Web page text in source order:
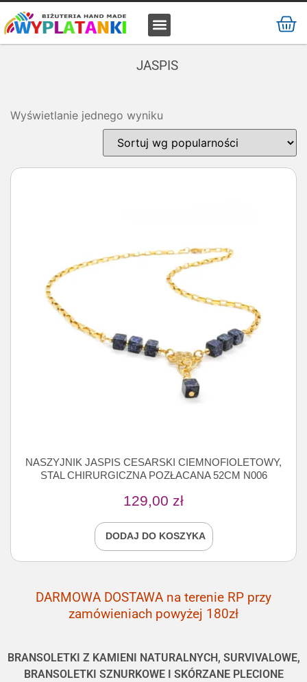
JASPIS
Wyświetlanie jednego wyniku
NASZYJNIK JASPIS CESARSKI CIEMNOFIOLETOWY,
STAL CHIRURGICZNA POZŁACANA 52CM N006
129,00 zł
DODAJ DO KOSZYKA
DARMOWA DOSTAWA na terenie RP przy
zamówieniach powyżej 180zł
BRANSOLETKI Z KAMIENI NATURALNYCH, SURVIVALOWE,
BRANSOLETKI SZNURKOWE I SKÓRZANE PLECIONE